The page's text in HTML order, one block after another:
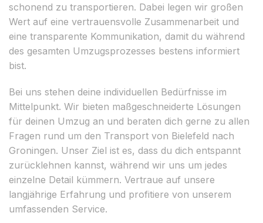
schonend zu transportieren. Dabei legen wir großen
Wert auf eine vertrauensvolle Zusammenarbeit und
eine transparente Kommunikation, damit du während
des gesamten Umzugsprozesses bestens informiert
bist.
Bei uns stehen deine individuellen Bedürfnisse im
Mittelpunkt. Wir bieten maßgeschneiderte Lösungen
für deinen Umzug an und beraten dich gerne zu allen
Fragen rund um den Transport von Bielefeld nach
Groningen. Unser Ziel ist es, dass du dich entspannt
zurücklehnen kannst, während wir uns um jedes
einzelne Detail kümmern. Vertraue auf unsere
langjährige Erfahrung und profitiere von unserem
umfassenden Service.